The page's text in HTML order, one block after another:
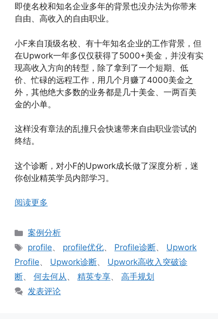
即使名校和知名企业多年的背景也没办法为你带来
自由、高收入的自由职业。
小F来自顶级名校、有十年知名企业的工作背景，但
在Upwork一年多仅仅获得了5000+美金，并没有实
现高收入方向的转型，除了拿到了一个短期、低
价、忙碌的远程工作，用几个月赚了4000美金之
外，其他绝大多数的业务都是几十美金、一两百美
金的小单。
这样没有章法的乱撞只会快速带来自由职业尝试的
终结。
这个诊断，对小F的Upwork成长做了深度分析，迷
你创业精英学员内部学习。
阅读更多
分
类
案例分析
标
签
profile、 profile优化、 Profile诊断、 Upwork
Profile、 Upwork诊断、 Upwork高收入突破诊
断、 何去何从、 精英专享、 高手规划
发表评论